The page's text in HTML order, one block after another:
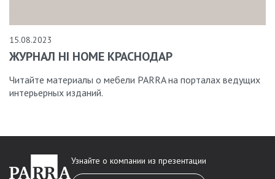
15.08.2023
ЖУРНАЛ HI HOME КРАСНОДАР
Читайте материалы о мебели PARRA на порталах ведущих
интерьерных изданий.
Узнайте о компании из презентации